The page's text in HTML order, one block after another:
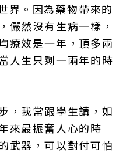
界。因為藥物帶來的
儼然沒有生病一樣，
療效是一年，頂多兩
人生只剩一兩年的時
，我常跟學生講，如
來最振奮人心的時
武器，可以對付可怕
、醫提醒5危險因
項」不可輕忽！定期
生活習慣，降低罹癌